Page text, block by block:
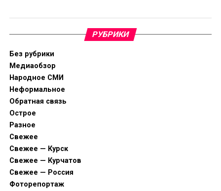
РУБРИКИ
Без рубрики
Медиаобзор
Народное СМИ
Неформальное
Обратная связь
Острое
Разное
Свежее
Свежее — Курск
Свежее — Курчатов
Свежее — Россия
Фоторепортаж